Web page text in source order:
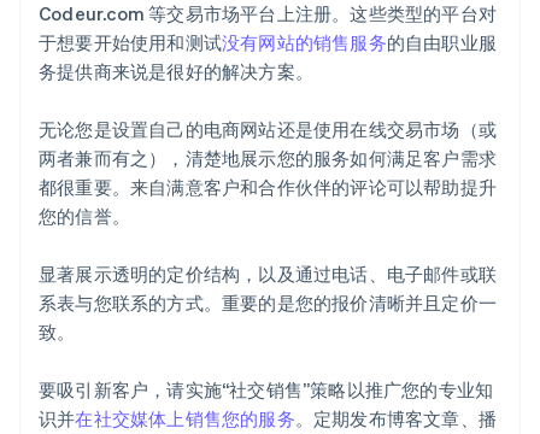
Codeur.com 等交易市场平台上注册。这些类型的平台对
于想要开始使用和测试没有网站的销售服务的自由职业服
务提供商来说是很好的解决方案。
无论您是设置自己的电商网站还是使用在线交易市场（或
两者兼而有之），清楚地展示您的服务如何满足客户需求
都很重要。来自满意客户和合作伙伴的评论可以帮助提升
您的信誉。
显著展示透明的定价结构，以及通过电话、电子邮件或联
系表与您联系的方式。重要的是您的报价清晰并且定价一
致。
要吸引新客户，请实施“社交销售”策略以推广您的专业知
识并在社交媒体上销售您的服务。定期发布博客文章、播